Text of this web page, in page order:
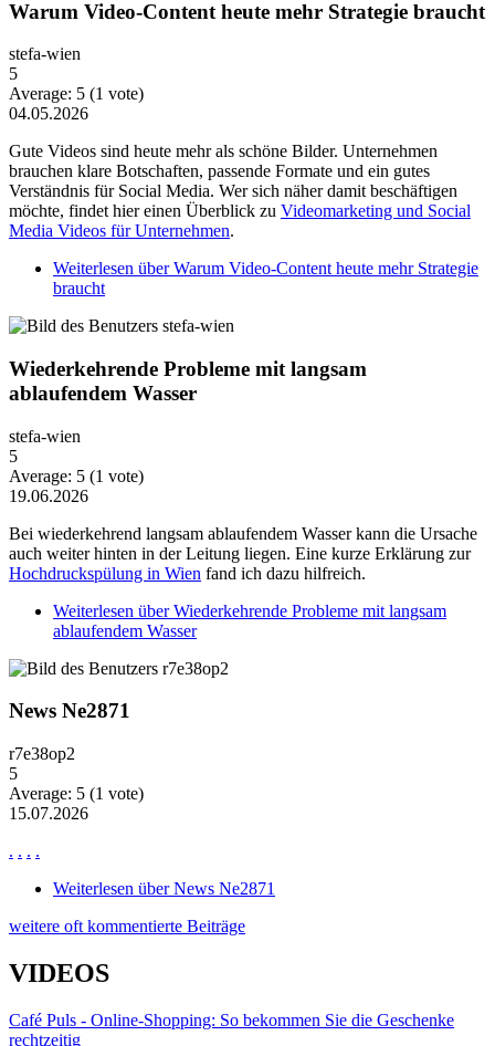
Warum Video-Content heute mehr Strategie braucht
stefa-wien
5
Average: 5 (1 vote)
04.05.2026
Gute Videos sind heute mehr als schöne Bilder. Unternehmen
brauchen klare Botschaften, passende Formate und ein gutes
Verständnis für Social Media. Wer sich näher damit beschäftigen
möchte, findet hier einen Überblick zu Videomarketing und Social
Media Videos für Unternehmen.
Weiterlesen über Warum Video-Content heute mehr Strategie
braucht
Wiederkehrende Probleme mit langsam
ablaufendem Wasser
stefa-wien
5
Average: 5 (1 vote)
19.06.2026
Bei wiederkehrend langsam ablaufendem Wasser kann die Ursache
auch weiter hinten in der Leitung liegen. Eine kurze Erklärung zur
Hochdruckspülung in Wien fand ich dazu hilfreich.
Weiterlesen über Wiederkehrende Probleme mit langsam
ablaufendem Wasser
News Ne2871
r7e38op2
5
Average: 5 (1 vote)
15.07.2026
. . . .
Weiterlesen über News Ne2871
weitere oft kommentierte Beiträge
VIDEOS
Café Puls - Online-Shopping: So bekommen Sie die Geschenke
rechtzeitig